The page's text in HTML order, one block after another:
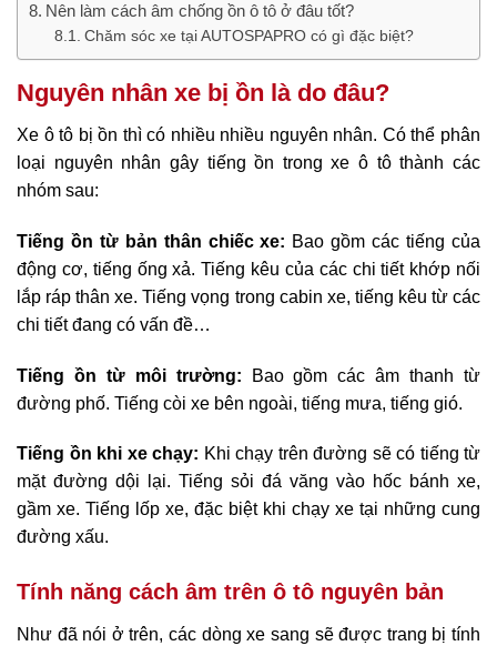
Nên làm cách âm chống ồn ô tô ở đâu tốt?
Chăm sóc xe tại AUTOSPAPRO có gì đặc biệt?
Nguyên nhân xe bị ồn là do đâu?
Xe ô tô bị ồn thì có nhiều nhiều nguyên nhân. Có thể phân
loại nguyên nhân gây tiếng ồn trong xe ô tô thành các
nhóm sau:
Tiếng ồn từ bản thân chiếc xe: Bao gồm các tiếng của
động cơ, tiếng ống xả. Tiếng kêu của các chi tiết khớp nối
lắp ráp thân xe. Tiếng vọng trong cabin xe, tiếng kêu từ các
chi tiết đang có vấn đề…
Tiếng ồn từ môi trường:
Bao gồm các âm thanh từ
đường phố. Tiếng còi xe bên ngoài, tiếng mưa, tiếng gió.
Tiếng ồn khi xe chạy: Khi chạy trên đường sẽ có tiếng từ
mặt đường dội lại. Tiếng sỏi đá văng vào hốc bánh xe,
gầm xe. Tiếng lốp xe, đặc biệt khi chạy xe tại những cung
đường xấu.
Tính năng cách âm trên ô tô nguyên bản
Như đã nói ở trên, các dòng xe sang sẽ được trang bị tính